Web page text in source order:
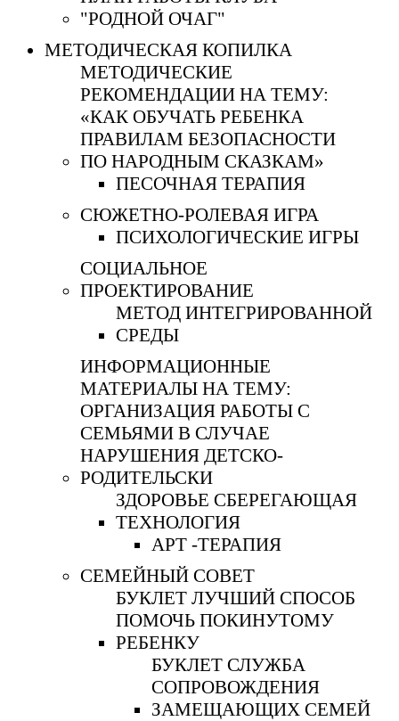
"РОДНОЙ ОЧАГ"
МЕТОДИЧЕСКАЯ КОПИЛКА
МЕТОДИЧЕСКИЕ
РЕКОМЕНДАЦИИ НА ТЕМУ:
«КАК ОБУЧАТЬ РЕБЕНКА
ПРАВИЛАМ БЕЗОПАСНОСТИ
ПО НАРОДНЫМ СКАЗКАМ»
ПЕСОЧНАЯ ТЕРАПИЯ
СЮЖЕТНО-РОЛЕВАЯ ИГРА
ПСИХОЛОГИЧЕСКИЕ ИГРЫ
СОЦИАЛЬНОЕ
ПРОЕКТИРОВАНИЕ
МЕТОД ИНТЕГРИРОВАННОЙ
СРЕДЫ
ИНФОРМАЦИОННЫЕ
МАТЕРИАЛЫ НА ТЕМУ:
ОРГАНИЗАЦИЯ РАБОТЫ С
СЕМЬЯМИ В СЛУЧАЕ
НАРУШЕНИЯ ДЕТСКО-
РОДИТЕЛЬСКИ
ЗДОРОВЬЕ СБЕРЕГАЮЩАЯ
ТЕХНОЛОГИЯ
АРТ -ТЕРАПИЯ
СЕМЕЙНЫЙ СОВЕТ
БУКЛЕТ ЛУЧШИЙ СПОСОБ
ПОМОЧЬ ПОКИНУТОМУ
РЕБЕНКУ
БУКЛЕТ СЛУЖБА
СОПРОВОЖДЕНИЯ
ЗАМЕЩАЮЩИХ СЕМЕЙ